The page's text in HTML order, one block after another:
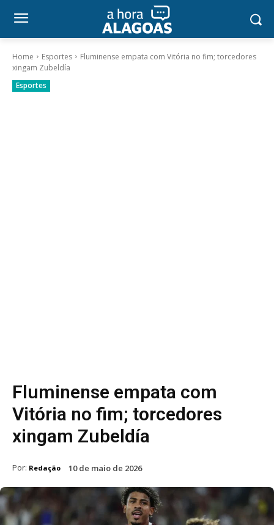
Home Esportes
Fluminense empata com Vitória no fim; torcedores
xingam Zubeldía
Esportes
Fluminense empata com
Vitória no fim; torcedores
xingam Zubeldía
Por: Redação 10 de maio de 2026